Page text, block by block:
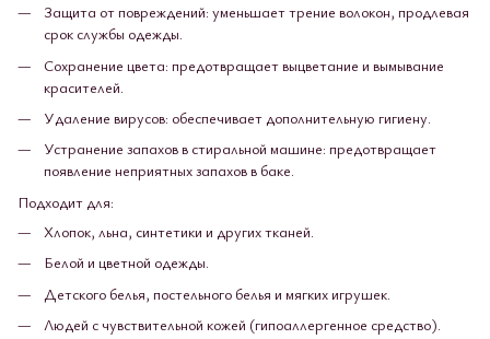
Защита от повреждений: уменьшает трение волокон, продлевая
срок службы одежды.
Сохранение цвета: предотвращает выцветание и вымывание
красителей.
Удаление вирусов: обеспечивает дополнительную гигиену.
Устранение запахов в стиральной машине: предотвращает
появление неприятных запахов в баке.
Подходит для:
Хлопок, льна, синтетики и других тканей.
Белой и цветной одежды.
Детского белья, постельного белья и мягких игрушек.
Людей с чувствительной кожей (гипоаллергенное средство).